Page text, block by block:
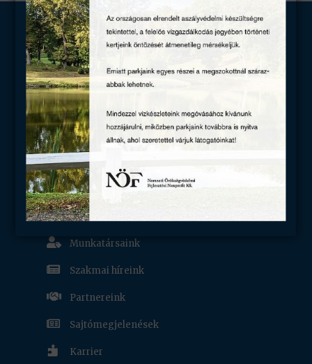
KAPCSOLAT
 8360 Keszthely, Kastély u. 1.
 +36 83 312 191
 festeticskastely.keszthely@nof.hu
 Múzeumpedagógiai foglalkozások
zsolt.banko@nof.hu
 Tárlatvezetés bejelentése:
csoportbejelentes.keszthely@nof.hu
RÓLUNK
 Munkatársaink
 Szakmai híreink
 Partnereink
 Sajtómegjelenések
 Karrier